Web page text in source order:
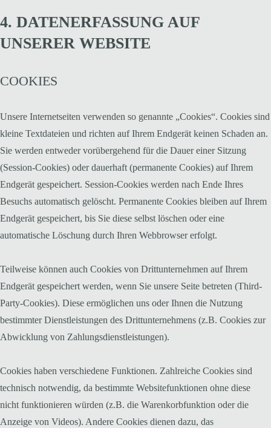
4. DATENERFASSUNG AUF
UNSERER WEBSITE
COOKIES
Unsere Internetseiten verwenden so genannte „Cookies“. Cookies sind
kleine Textdateien und richten auf Ihrem Endgerät keinen Schaden an.
Sie werden entweder vorübergehend für die Dauer einer Sitzung
(Session-Cookies) oder dauerhaft (permanente Cookies) auf Ihrem
Endgerät gespeichert. Session-Cookies werden nach Ende Ihres
Besuchs automatisch gelöscht. Permanente Cookies bleiben auf Ihrem
Endgerät gespeichert, bis Sie diese selbst löschen oder eine
automatische Löschung durch Ihren Webbrowser erfolgt.
Teilweise können auch Cookies von Drittunternehmen auf Ihrem
Endgerät gespeichert werden, wenn Sie unsere Seite betreten (Third-
Party-Cookies). Diese ermöglichen uns oder Ihnen die Nutzung
bestimmter Dienstleistungen des Drittunternehmens (z.B. Cookies zur
Abwicklung von Zahlungsdienstleistungen).
Cookies haben verschiedene Funktionen. Zahlreiche Cookies sind
technisch notwendig, da bestimmte Websitefunktionen ohne diese
nicht funktionieren würden (z.B. die Warenkorbfunktion oder die
Anzeige von Videos). Andere Cookies dienen dazu, das